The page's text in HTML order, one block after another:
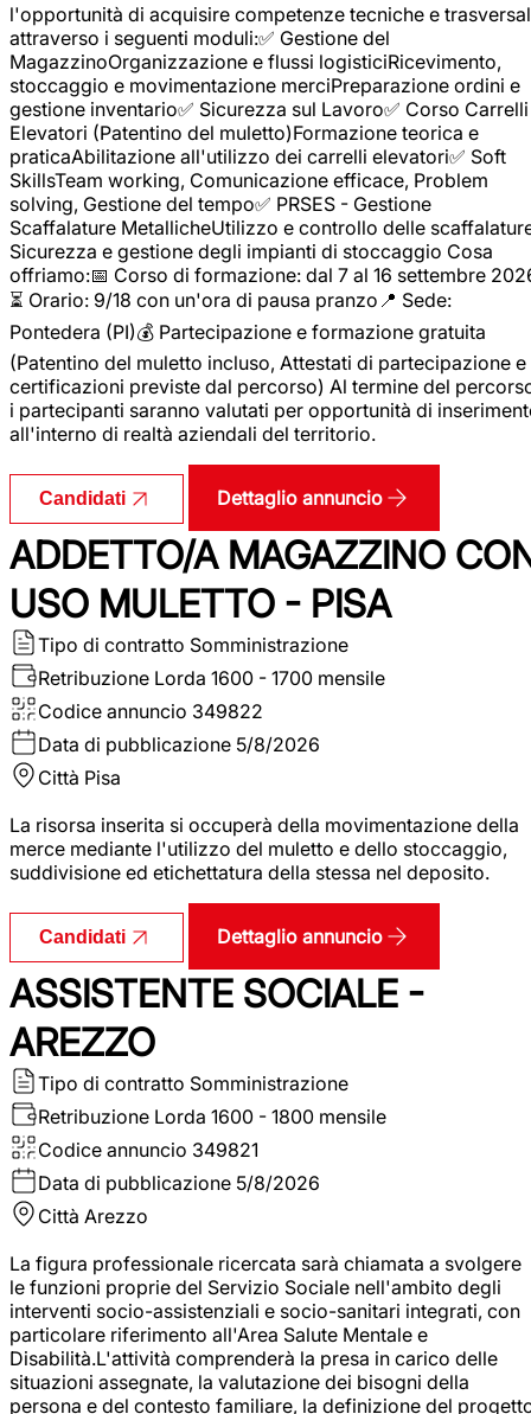
l'opportunità di acquisire competenze tecniche e
attraverso i seguenti moduli:✅ Gestione del
MagazzinoOrganizzazione e flussi logisticiRicevimento,
stoccaggio e movimentazione merciPreparazione ordini e
gestione inventario✅ Sicurezza sul Lavoro✅ Corso Carrelli
Elevatori (Patentino del muletto)Formazione teorica e
praticaAbilitazione all'utilizzo dei carrelli elevatori✅ Soft
SkillsTeam working, Comunicazione efficace, Problem
solving, Gestione del tempo✅ PRSES - Gestione
Scaffalature MetallicheUtilizzo e controllo delle
Sicurezza e gestione degli impianti di stoccaggio Cosa
offriamo:📅 Corso di formazione: dal 7 al 16 settembre
⏳ Orario: 9/18 con un'ora di pausa pranzo📍 Sede:
Pontedera (PI)💰 Partecipazione e formazione gratuita
(Patentino del muletto incluso, Attestati di partecipazione e
certificazioni previste dal percorso) Al termine del
i partecipanti saranno valutati per opportunità di
all'interno di realtà aziendali del territorio.
Candidati Dettaglio annuncio
ADDETTO/A MAGAZZINO
USO MULETTO - PISA
Tipo di contratto Somministrazione
Retribuzione Lorda 1600 - 1700 mensile
Codice annuncio 349822
Data di pubblicazione 5/8/2026
Città Pisa
La risorsa inserita si occuperà della movimentazione della
merce mediante l'utilizzo del muletto e dello stoccaggio,
suddivisione ed etichettatura della stessa nel deposito.
Candidati Dettaglio annuncio
ASSISTENTE SOCIALE -
AREZZO
Tipo di contratto Somministrazione
Retribuzione Lorda 1600 - 1800 mensile
Codice annuncio 349821
Data di pubblicazione 5/8/2026
Città Arezzo
La figura professionale ricercata sarà chiamata a svolgere
le funzioni proprie del Servizio Sociale nell'ambito degli
interventi socio-assistenziali e socio-sanitari integrati, con
particolare riferimento all'Area Salute Mentale e
Disabilità.L'attività comprenderà la presa in carico delle
situazioni assegnate, la valutazione dei bisogni della
persona e del contesto familiare, la definizione del